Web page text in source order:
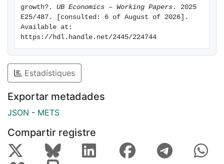
growth?. UB Economics – Working Papers . 2025
E25/487. [consulted: 6 of August of 2026].
Available at:
https://hdl.handle.net/2445/224744
Estadístiques
Exportar metadades
JSON - METS
Compartir registre